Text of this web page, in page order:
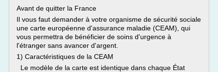
Avant de quitter la France
Il vous faut demander à votre organisme de sécurité sociale
une carte européenne d'assurance maladie (CEAM), qui
vous permettra de bénéficier de soins d'urgence à
l'étranger sans avancer d'argent.
1) Caractéristiques de la CEAM
Le modèle de la carte est identique dans chaque État